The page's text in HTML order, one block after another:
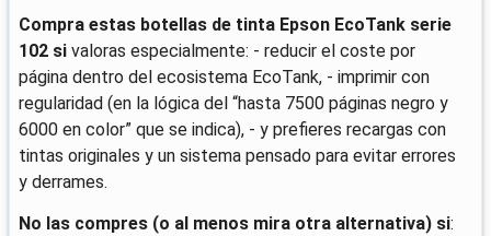
Compra estas botellas de tinta Epson EcoTank serie
102 si valoras especialmente: - reducir el coste por
página dentro del ecosistema EcoTank, - imprimir con
regularidad (en la lógica del “hasta 7500 páginas negro y
6000 en color” que se indica), - y prefieres recargas con
tintas originales y un sistema pensado para evitar errores
y derrames.
No las compres (o al menos mira otra alternativa) si: